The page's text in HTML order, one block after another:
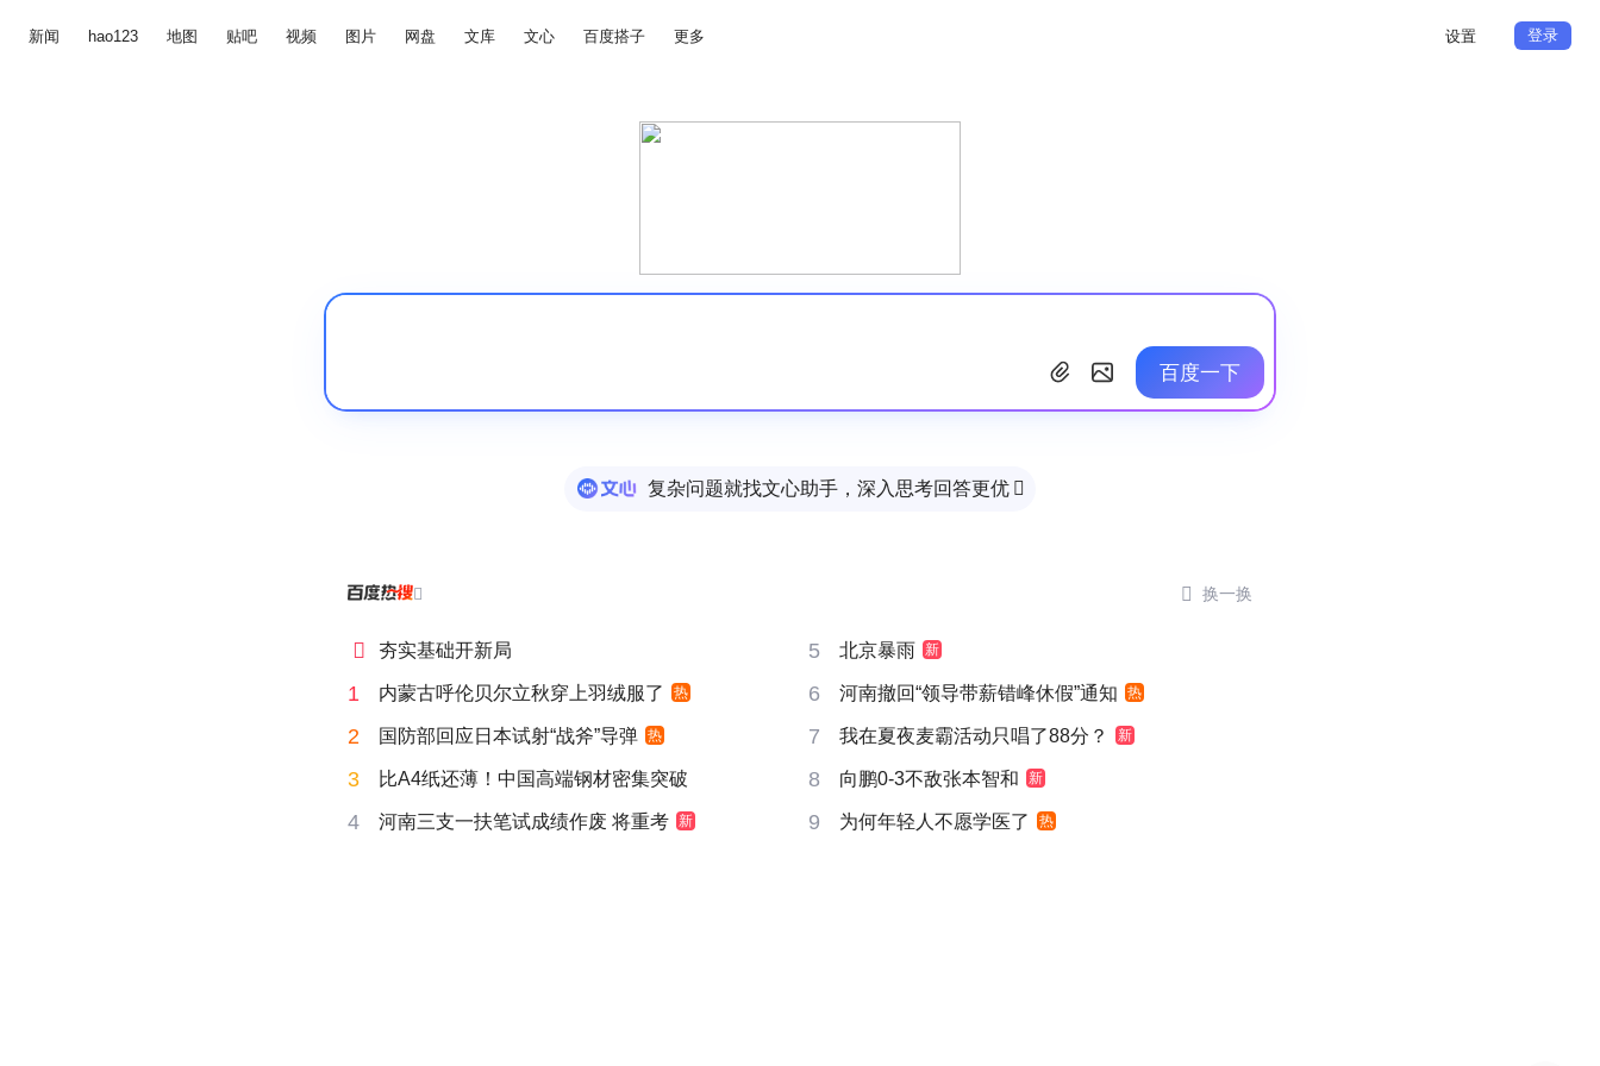
新闻 hao123 地图 贴吧 视频 图片 网盘 文库 文心 百度搭子 更多 设置 登录
百度一下
复杂问题就找文心助手，深入思考回答更优 
  换一换
 夯实基础开新局 5 北京暴雨 新
1 内蒙古呼伦贝尔立秋穿上羽绒服了 热 6 河南撤回“领导带薪错峰休假”通知 热
2 国防部回应日本试射“战斧”导弹 热 7 我在夏夜麦霸活动只唱了88分？ 新
3 比A4纸还薄！中国高端钢材密集突破 8 向鹏0-3不敌张本智和 新
4 河南三支一扶笔试成绩作废 将重考 新 9 为何年轻人不愿学医了 热